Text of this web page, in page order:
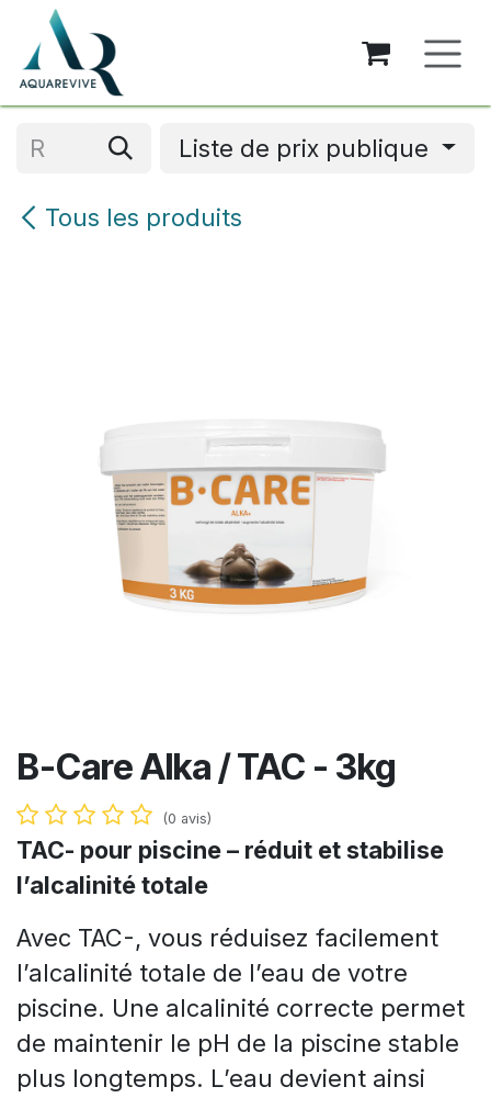
Se rendre au contenu
Tous les produits
Liste de prix publique
B-Care Alka / TAC - 3kg
(0 avis)
TAC- pour piscine – réduit et stabilise
l’alcalinité totale
Avec TAC-, vous réduisez facilement
l’alcalinité totale de l’eau de votre
piscine. Une alcalinité correcte permet
de maintenir le pH de la piscine stable
plus longtemps. L’eau devient ainsi